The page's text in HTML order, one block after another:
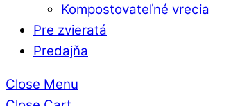
Kompostovateľné vrecia
Pre zvieratá
Predajňa
Close Menu